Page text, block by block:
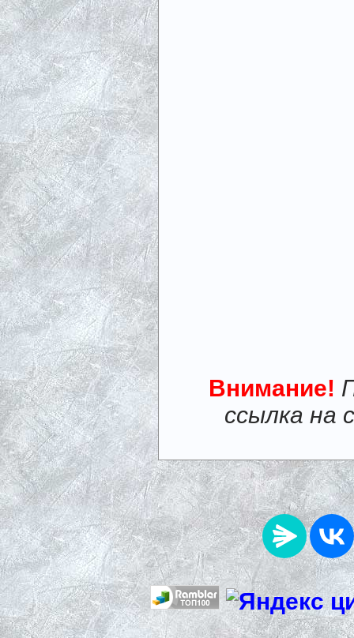
Внимание!
ссылка на